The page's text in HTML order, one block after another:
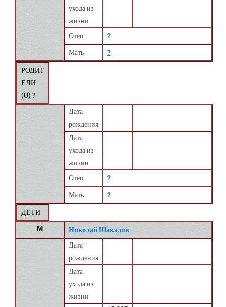
ухода из
жизни
Отец
?
Мать ?
РОДИТ
ЕЛИ
(U) ?
Дата
рождения
Дата
ухода из
жизни
Отец
?
Мать ?
ДЕТИ
M
Николай Шакалов
Дата
рождения
Дата
ухода из
жизни